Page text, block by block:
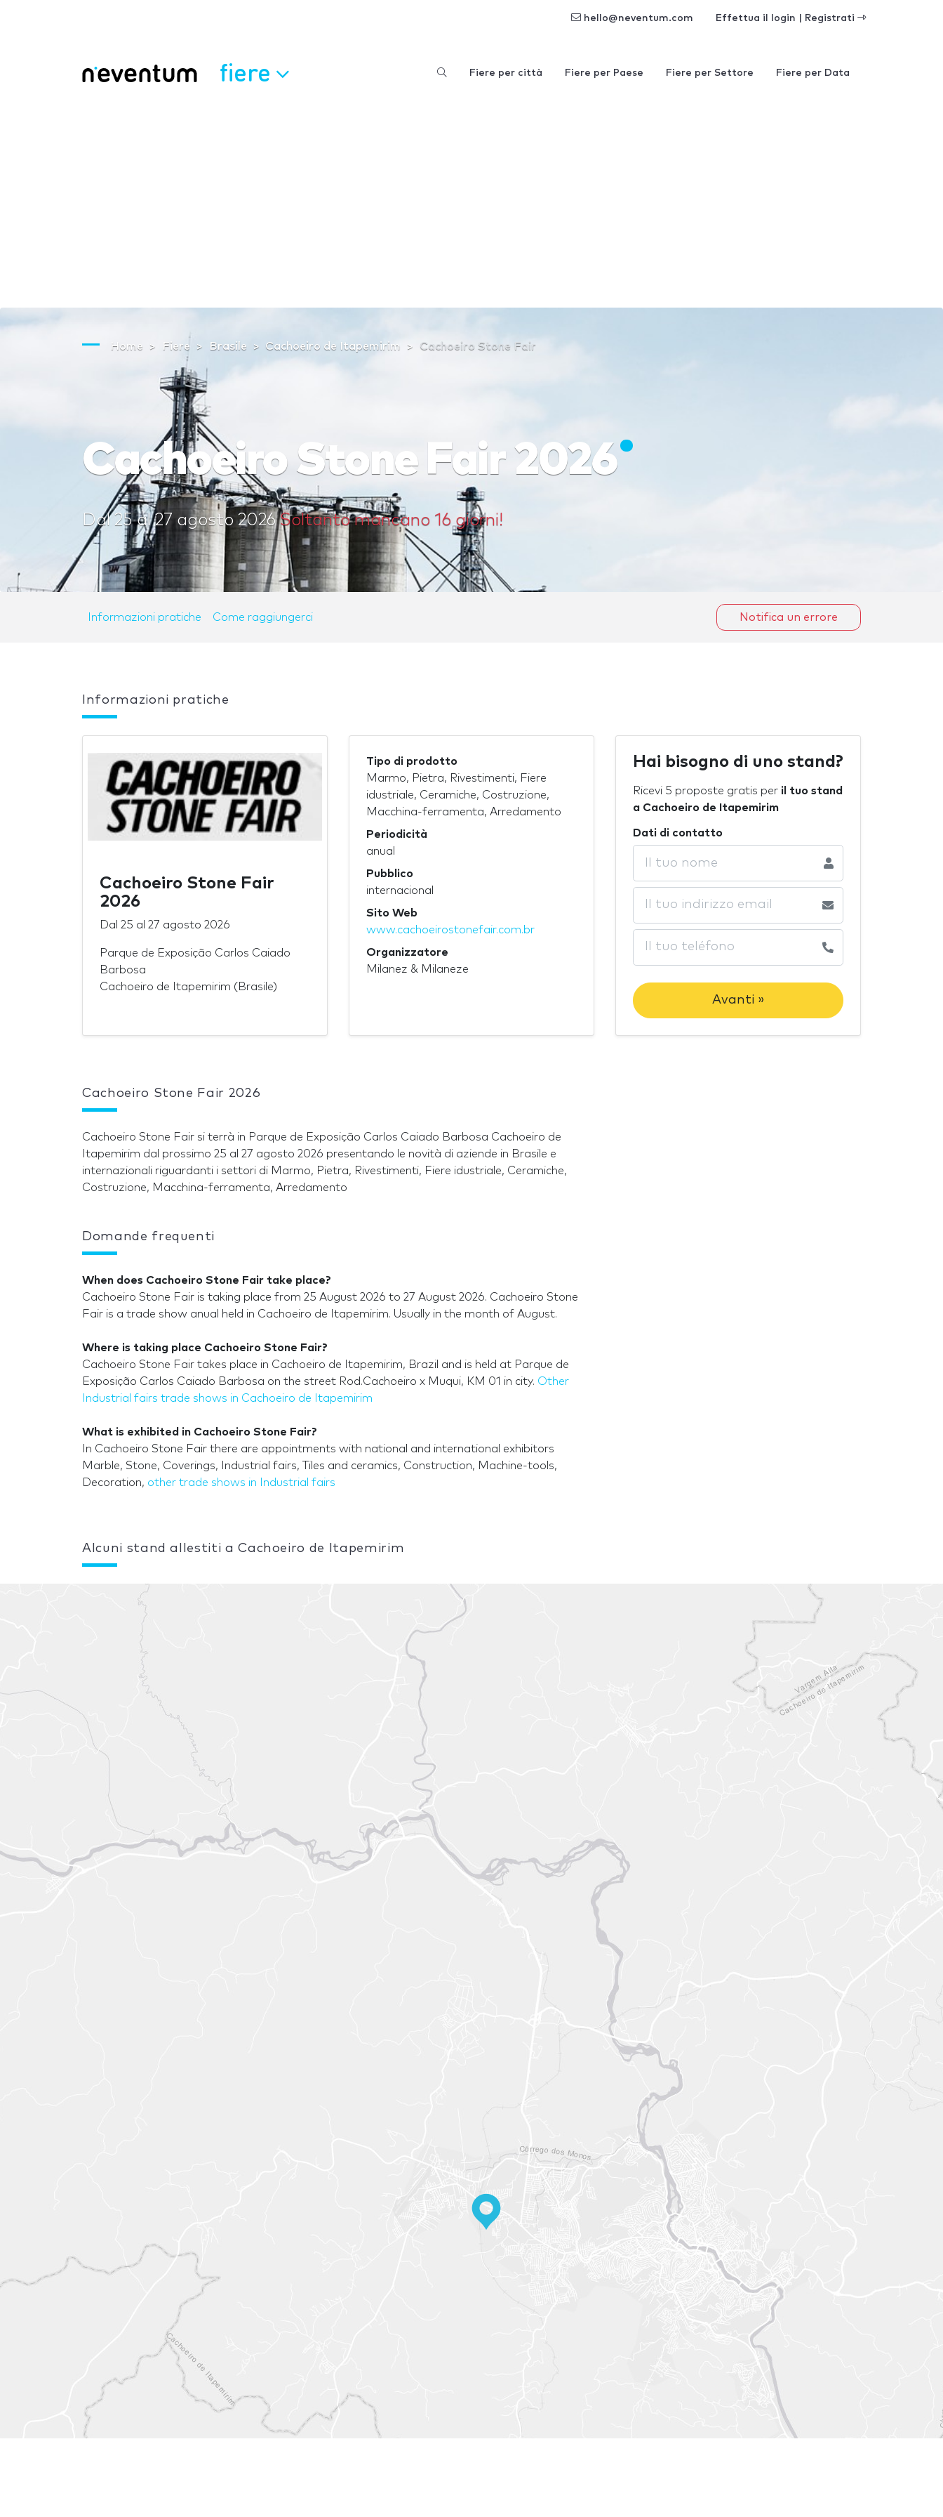
hello@neventum.com Effettua il login | Registrati
fiere Fiere per città Fiere per Paese Fiere per Settore Fiere per Data
Home Fiere Brasile Cachoeiro de Itapemirim Cachoeiro Stone Fair
Cachoeiro Stone Fair 2026
Dal25al27 agosto 2026 Soltanto mancano 16 giorni!
Informazioni pratiche Come raggiungerci Notifica un errore
Informazioni pratiche
Cachoeiro Stone Fair
2026
Dal 25 al 27 agosto 2026
Parque de Exposição Carlos Caiado
Barbosa
Cachoeiro de Itapemirim (Brasile)
Tipo di prodotto
Marmo, Pietra, Rivestimenti, Fiere
idustriale, Ceramiche, Costruzione,
Macchina-ferramenta, Arredamento
Periodicità
anual
Pubblico
internacional
Sito Web
www.cachoeirostonefair.com.br
Organizzatore
Milanez & Milaneze
Hai bisogno di uno stand?
Ricevi 5 proposte gratis per il tuo stand
a Cachoeiro de Itapemirim
Dati di contatto
Avanti »
Cachoeiro Stone Fair 2026
Cachoeiro Stone Fair si terrà in Parque de Exposição Carlos Caiado Barbosa Cachoeiro de
Itapemirim dal prossimo 25 al 27 agosto 2026 presentando le novità di aziende in Brasile e
internazionali riguardanti i settori di Marmo, Pietra, Rivestimenti, Fiere idustriale, Ceramiche,
Costruzione, Macchina-ferramenta, Arredamento
Domande frequenti
When does Cachoeiro Stone Fair take place?
Cachoeiro Stone Fair is taking place from 25 August 2026 to 27 August 2026. Cachoeiro Stone
Fair is a trade show anual held in Cachoeiro de Itapemirim. Usually in the month of August.
Where is taking place Cachoeiro Stone Fair?
Cachoeiro Stone Fair takes place in Cachoeiro de Itapemirim, Brazil and is held at Parque de
Exposição Carlos Caiado Barbosa on the street Rod.Cachoeiro x Muqui, KM 01 in city. Other
Industrial fairs trade shows in Cachoeiro de Itapemirim
What is exhibited in Cachoeiro Stone Fair?
In Cachoeiro Stone Fair there are appointments with national and international exhibitors
Marble, Stone, Coverings, Industrial fairs, Tiles and ceramics, Construction, Machine-tools,
Decoration, other trade shows in Industrial fairs
Alcuni stand allestiti a Cachoeiro de Itapemirim